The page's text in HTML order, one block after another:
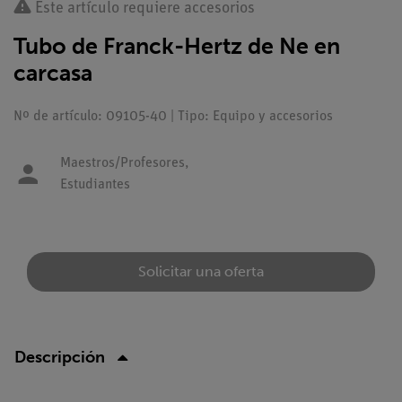
Este artículo requiere accesorios
Tubo de Franck-Hertz de Ne en
carcasa
Nº de artículo: 09105-40 | Tipo: Equipo y accesorios
Maestros/Profesores,
Estudiantes
Solicitar una oferta
Descripción